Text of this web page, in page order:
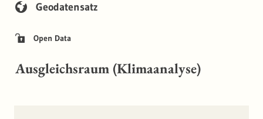
Geodatensatz
Open Data
Ausgleichsraum (Klimaanalyse)